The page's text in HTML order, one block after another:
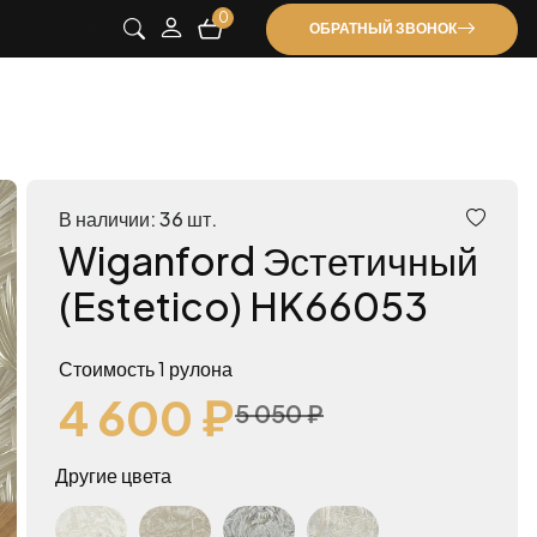
0
ОБРАТНЫЙ ЗВОНОК
В наличии: 36 шт.
Wiganford Эстетичный
(Estetico) HK66053
Стоимость 1 рулона
4 600 ₽5 050 ₽
Другие цвета